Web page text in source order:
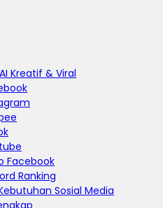
Kreatif & Viral
Facebook
Ranking
Sosial Media